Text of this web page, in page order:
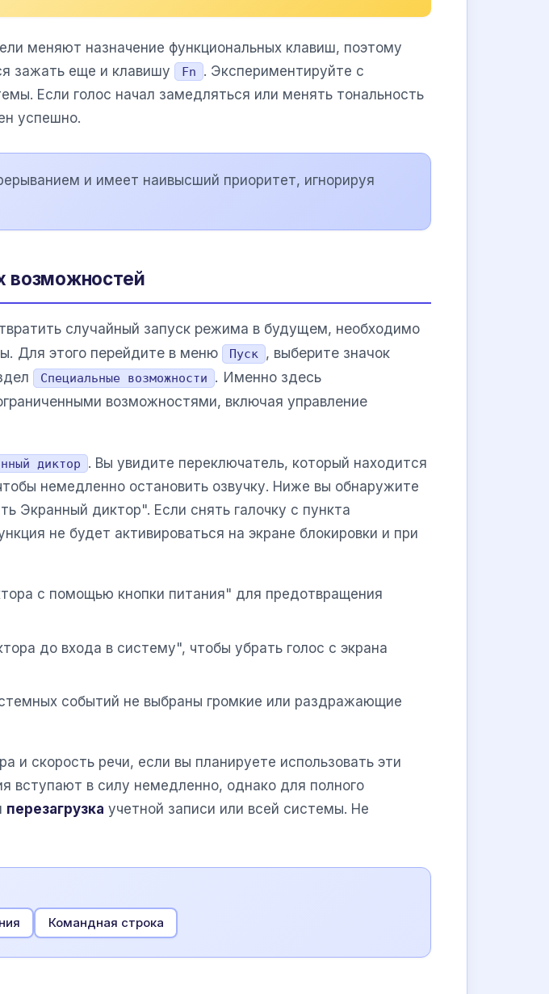
меняют назначение функциональных клавиш, поэтому
зажать еще и клавишу
Fn
. Экспериментируйте с
Если голос начал замедляться или менять тональность
успешно.
и имеет наивысший приоритет, игнорируя
возможностей
случайный запуск режима в будущем, необходимо
Для этого перейдите в меню
Пуск , выберите значок
Специальные возможности
. Именно здесь
возможностями, включая управление
диктор
. Вы увидите переключатель, который находится
немедленно остановить озвучку. Ниже вы обнаружите
Экранный диктор". Если снять галочку с пункта
не будет активироваться на экране блокировки и при
с помощью кнопки питания" для предотвращения
до входа в систему", чтобы убрать голос с экрана
событий не выбраны громкие или раздражающие
и скорость речи, если вы планируете использовать эти
вступают в силу немедленно, однако для полного
перезагрузка учетной записи или всей системы. Не
Командная строка